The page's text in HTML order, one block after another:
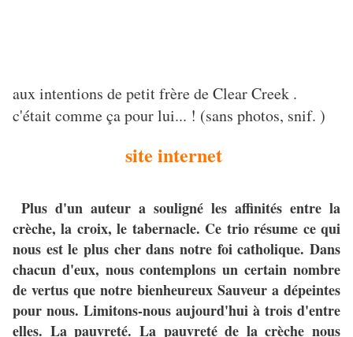
aux intentions de petit frère de Clear Creek .
c'était comme ça pour lui... ! (sans photos, snif. )
site internet
Plus d'un auteur a souligné les affinités entre la
crèche, la croix, le tabernacle. Ce trio résume ce qui
nous est le plus cher dans notre foi catholique. Dans
chacun d'eux, nous contemplons un certain nombre
de vertus que notre bienheureux Sauveur a dépeintes
pour nous. Limitons-nous aujourd'hui à trois d'entre
elles. La pauvreté. La pauvreté de la crèche nous